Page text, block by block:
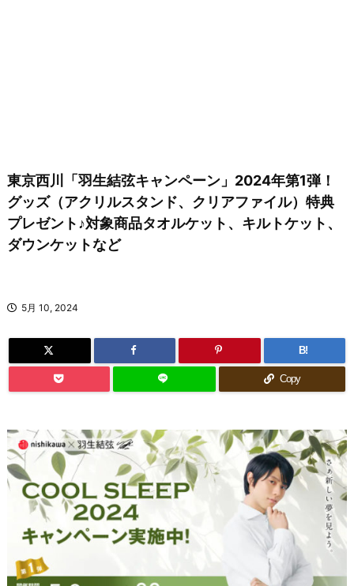
東京西川「羽生結弦キャンペーン」2024年第1弾！
グッズ（アクリルスタンド、クリアファイル）特典
プレゼント♪対象商品タオルケット、キルトケット、
ダウンケットなど
5月 10, 2024
B!
Copy